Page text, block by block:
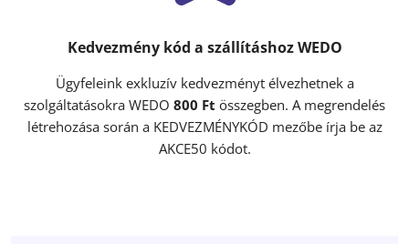
Kedvezmény kód a szállításhoz WEDO
Ügyfeleink exkluzív kedvezményt élvezhetnek a
szolgáltatásokra WEDO 800 Ft összegben. A megrendelés
létrehozása során a KEDVEZMÉNYKÓD mezőbe írja be az
AKCE50 kódot.